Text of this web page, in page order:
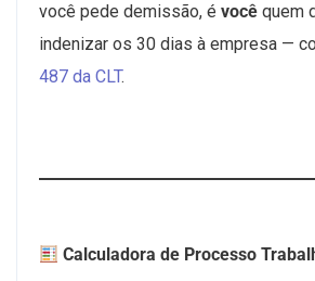
você pede demissão, é você quem
indenizar os 30 dias à empresa —
487 da CLT.
Calculadora de Processo